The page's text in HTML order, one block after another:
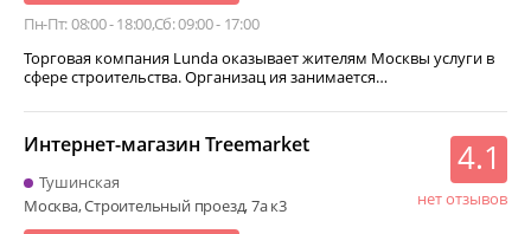
Пн-Пт: 08:00 - 18:00Сб: 09:00 - 17:00
Торговая компания Lunda оказывает жителям Москвы услуги в
сфере строительства. Организац ия занимается…
Интернет-магазин Treemarket 4.1
нет отзывов
Тушинская
Москва, Строительный проезд, 7а к3